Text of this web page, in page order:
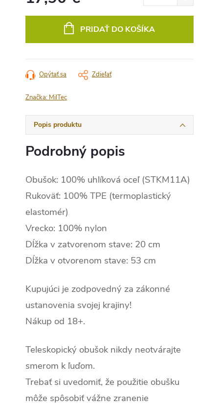
PRIDAŤ DO KOŠÍKA
Opýtať sa Zdieľať
Značka: MilTec
Popis produktu
Podrobný popis
Obušok: 100% uhlíková oceľ (STKM11A)
Rukoväť: 100% TPE (termoplastický
elastomér)
Vrecko: 100% nylon
Dĺžka v zatvorenom stave: 20 cm
Dĺžka v otvorenom stave: 53 cm
Kupujúci je zodpovedný za zákonné
ustanovenia svojej krajiny!
Nákup od 18+.
Teleskopický obušok nikdy neotvárajte
smerom k ľuďom.
Trebať si uvedomiť, že použitie obušku
môže spôsobiť vážne zranenie